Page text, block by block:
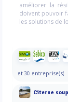
améliorer la
doivent pouvoir
les solutions de
et 30 entreprise(s)
Citerne